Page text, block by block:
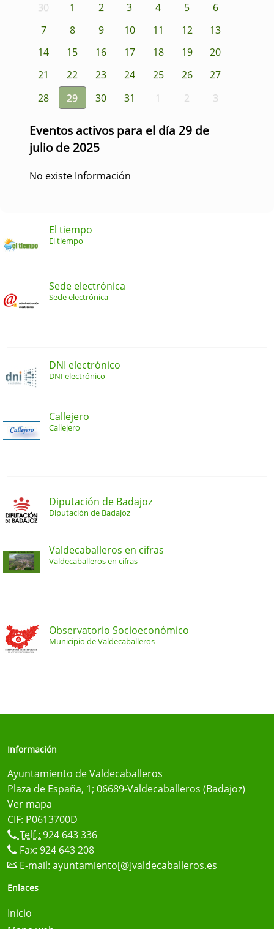
30 1 2 3 4 5
6
7
8 9 10 11 12
13
14
15 16 17 18 19
20
21
22 23 24 25 26
27
28
29 30 31 1 2 3
Eventos activos para el día 29 de
julio de 2025
No existe Información
El tiempo
El tiempo
Sede electrónica
Sede electrónica
DNI electrónico
DNI electrónico
Callejero
Callejero
Diputación de Badajoz
Diputación de Badajoz
Valdecaballeros en cifras
Valdecaballeros en cifras
Observatorio Socioeconómico
Municipio de Valdecaballeros
Información
Ayuntamiento de Valdecaballeros
Plaza de España, 1; 06689-Valdecaballeros (Badajoz)
Ver mapa
CIF: P0613700D
Telf.: 924 643 336
Fax: 924 643 208
E-mail: ayuntamiento[@]valdecaballeros.es
Enlaces
Inicio